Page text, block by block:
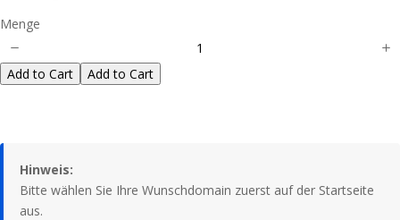
Menge
Add to Cart Add to Cart
Hinweis:
Bitte wählen Sie Ihre Wunschdomain zuerst auf der Startseite
aus.